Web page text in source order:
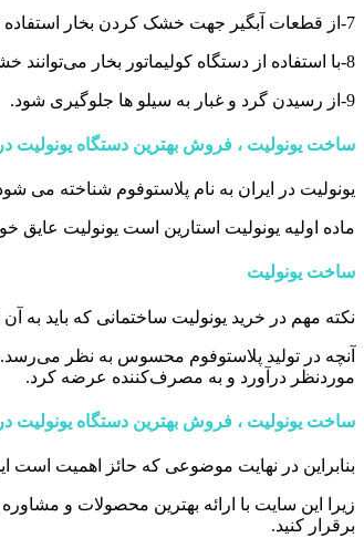
7-از قطعات آبگیر جهت خشک کردن بخار استفاده شود مثل تله آبگیر ،تراپ، کلکتور مناسب.
8-با استفاده از دستگاه کولیماتور بخار می‌توانند خشکی و دمای بخار خود را تحت کنترل داشته باشید.
9-از رسیدن گرد و غبار به سیلو ها جلوگیری شود.
ساخت یونولیت ، فروش بهترین دستگاه یونولیت
یونولیت در ایران به نام پلاستوفوم شناخته
ماده اولیه یونولیت استارین است یونولیت
ساخت یونولیت
نکته مهم در خرید یونولیت ساختمانی که باید به آن
آنچه در تولید پلاستوفوم محسوس به نظر می‌رسد.
موردنظر درآورد و به مصرف‌کننده عرضه کرد.
ساخت یونولیت ، فروش بهترین دستگاه یونولیت
بنابراین در نهایت موضوعی که حائز اهمیت است
زیرا این سایت با ارائه بهترین محصولات و
برقرار کنید.